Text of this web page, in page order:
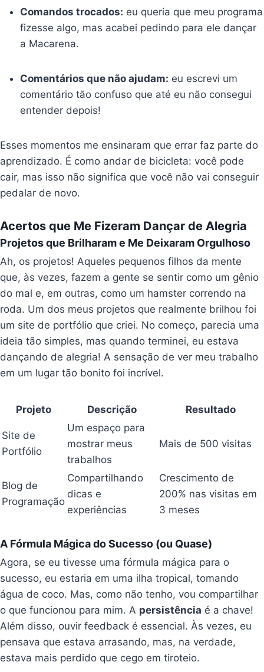
Comandos trocados: eu queria que meu programa
fizesse algo, mas acabei pedindo para ele dançar
a Macarena.
Comentários que não ajudam: eu escrevi um
comentário tão confuso que até eu não consegui
entender depois!
Esses momentos me ensinaram que errar faz parte do
aprendizado. É como andar de bicicleta: você pode
cair, mas isso não significa que você não vai conseguir
pedalar de novo.
Acertos que Me Fizeram Dançar de Alegria
Projetos que Brilharam e Me Deixaram Orgulhoso
Ah, os projetos! Aqueles pequenos filhos da mente
que, às vezes, fazem a gente se sentir como um gênio
do mal e, em outras, como um hamster correndo na
roda. Um dos meus projetos que realmente brilhou foi
um site de portfólio que criei. No começo, parecia uma
ideia tão simples, mas quando terminei, eu estava
dançando de alegria! A sensação de ver meu trabalho
em um lugar tão bonito foi incrível.
Projeto Descrição Resultado
Site de
Portfólio
Um espaço para
mostrar meus
trabalhos
Mais de 500 visitas
Blog de
Programação
Compartilhando
dicas e
experiências
Crescimento de
200% nas visitas em
3 meses
A Fórmula Mágica do Sucesso (ou Quase)
Agora, se eu tivesse uma fórmula mágica para o
sucesso, eu estaria em uma ilha tropical, tomando
água de coco. Mas, como não tenho, vou compartilhar
o que funcionou para mim. A persistência é a chave!
Além disso, ouvir feedback é essencial. Às vezes, eu
pensava que estava arrasando, mas, na verdade,
estava mais perdido que cego em tiroteio.